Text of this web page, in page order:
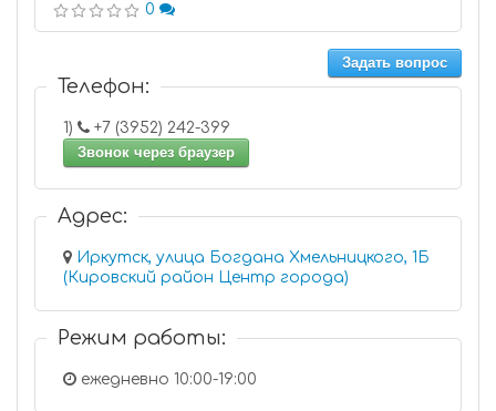
0
Задать вопрос
Телефон:
1)
+7 (3952) 242-399
Звонок через браузер
Адрес:
Иркутск, улица Богдана Хмельницкого, 1Б
(Кировский район Центр города)
Режим работы:
ежедневно 10:00-19:00